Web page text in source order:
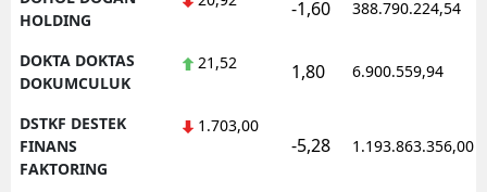
HOLDING
-1,60 388.790.224,54
DOKTA DOKTAS
DOKUMCULUK
21,52 1,80 6.900.559,94
DSTKF DESTEK
FINANS
FAKTORING
1.703,00
-5,28 1.193.863.356,00